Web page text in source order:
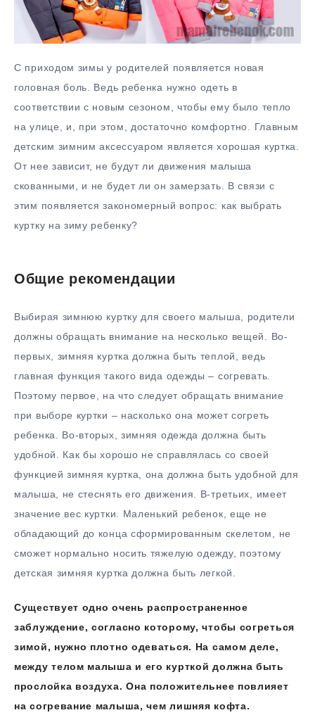
С приходом зимы у родителей появляется новая
головная боль. Ведь ребенка нужно одеть в
соответствии с новым сезоном, чтобы ему было тепло
на улице, и, при этом, достаточно комфортно. Главным
детским зимним аксессуаром является хорошая куртка.
От нее зависит, не будут ли движения малыша
скованными, и не будет ли он замерзать. В связи с
этим появляется закономерный вопрос: как выбрать
куртку на зиму ребенку?
Общие рекомендации
Выбирая зимнюю куртку для своего малыша, родители
должны обращать внимание на несколько вещей. Во-
первых, зимняя куртка должна быть теплой, ведь
главная функция такого вида одежды – согревать.
Поэтому первое, на что следует обращать внимание
при выборе куртки – насколько она может согреть
ребенка. Во-вторых, зимняя одежда должна быть
удобной. Как бы хорошо не справлялась со своей
функцией зимняя куртка, она должна быть удобной для
малыша, не стеснять его движения. В-третьих, имеет
значение вес куртки. Маленький ребенок, еще не
обладающий до конца сформированным скелетом, не
сможет нормально носить тяжелую одежду, поэтому
детская зимняя куртка должна быть легкой.
Существует одно очень распространенное
заблуждение, согласно которому, чтобы согреться
зимой, нужно плотно одеваться. На самом деле,
между телом малыша и его курткой должна быть
прослойка воздуха. Она положительнее повлияет
на согревание малыша, чем лишняя кофта.